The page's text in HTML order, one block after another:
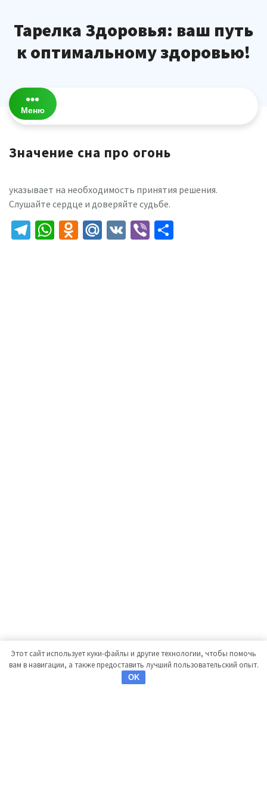
содержимому
Тарелка Здоровья: ваш путь
к оптимальному здоровью!
Меню
Значение сна про огонь
указывает на необходимость принятия решения.
Слушайте сердце и доверяйте судьбе.
Telegram
WhatsApp
Odnoklassniki
Mail.Ru
VK Viber
Этот сайт использует куки-файлы и другие технологии, чтобы помочь
вам в навигации, а также предоставить лучший пользовательский опыт.
OK